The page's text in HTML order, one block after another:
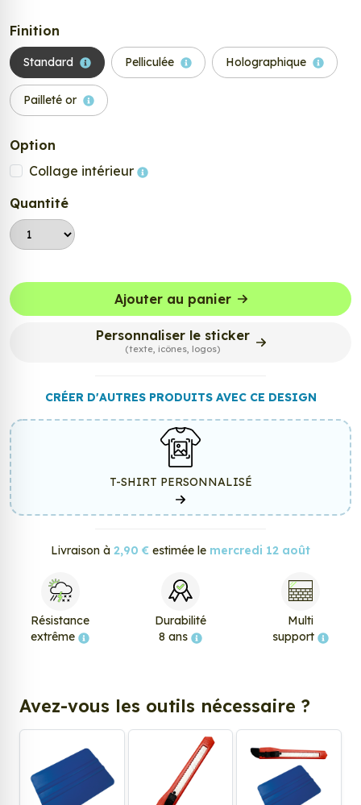
Finition
Standard Pelliculée Holographique
Pailleté or
Option
Collage intérieur
Quantité
Ajouter au panier
Personnaliser le sticker
(texte, icônes, logos)
CRÉER D'AUTRES PRODUITS AVEC CE DESIGN
T-SHIRT PERSONNALISÉ
Livraison à 2,90 € estimée le mercredi 12 août
Résistance
extrême
Durabilité
8 ans
Multi
support
Avez-vous les outils nécessaire ?